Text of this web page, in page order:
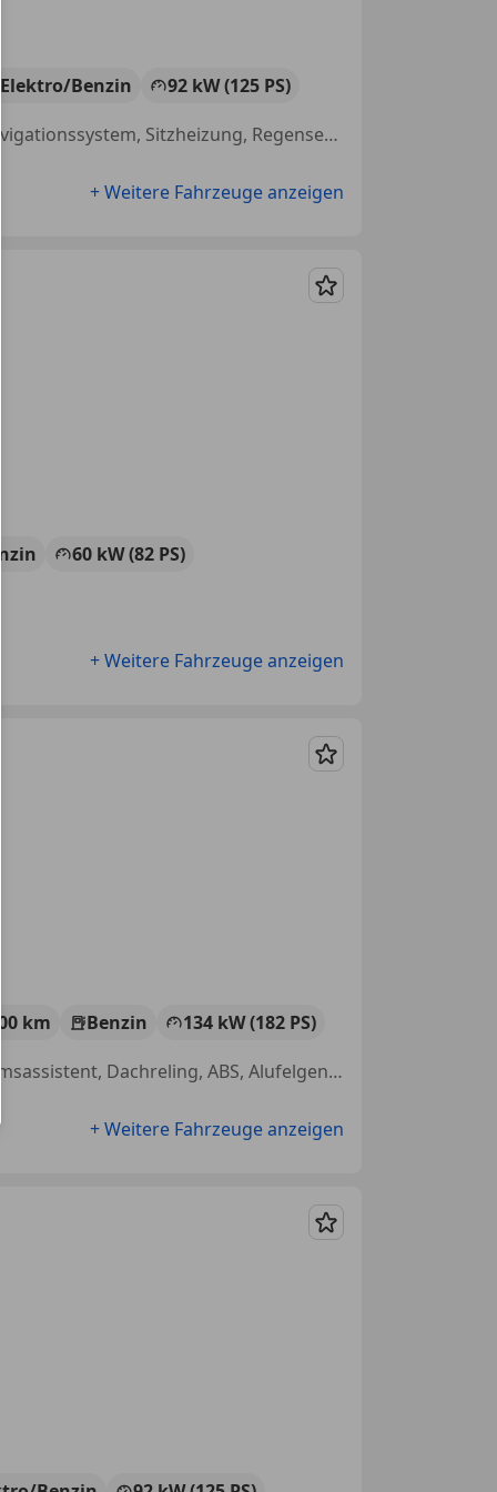
Elektro/Benzin
92 kW (125 PS)
Einparkhilfe Sensoren vorne, Beheizbares Lenkrad, Soundsystem, Navigationssystem, Sitzheizung, Regensensor, Alufelgen, Beheizbare Frontscheibe
+ Weitere Fahrzeuge anzeigen
Merken
60 kW (82 PS)
+ Weitere Fahrzeuge anzeigen
Merken
km Benzin
134 kW (182 PS)
Einparkhilfe Rückfahrkamera, Sportsitze, Spurhalteassistent, Notbremsassistent, Dachreling, ABS, Alufelgen, Induktionsladen für Smartphones
+ Weitere Fahrzeuge anzeigen
Merken